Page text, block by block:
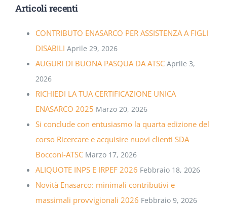
Articoli recenti
CONTRIBUTO ENASARCO PER ASSISTENZA A FIGLI
DISABILI Aprile 29, 2026
AUGURI DI BUONA PASQUA DA ATSC Aprile 3,
2026
RICHIEDI LA TUA CERTIFICAZIONE UNICA
ENASARCO 2025 Marzo 20, 2026
Si conclude con entusiasmo la quarta edizione del
corso Ricercare e acquisire nuovi clienti SDA
Bocconi-ATSC Marzo 17, 2026
ALIQUOTE INPS E IRPEF 2026 Febbraio 18, 2026
Novità Enasarco: minimali contributivi e
massimali provvigionali 2026 Febbraio 9, 2026